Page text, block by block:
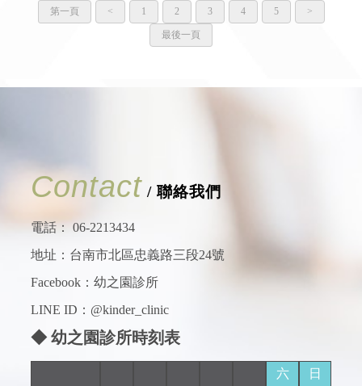
第一頁 < 1 2 3 4 5 >
最後一頁
Contact / 聯絡我們
電話：
06-2213434
地址：台南市北區忠義路三段24號
Facebook： 幼之園診所
LINE ID：@kinder_clinic
◆ 幼之園診所時刻表
六 日